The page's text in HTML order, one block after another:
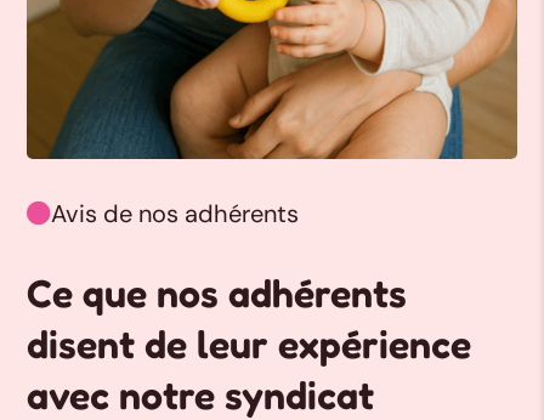
Avis de nos adhérents
Ce que nos adhérents
disent de leur expérience
avec notre syndicat